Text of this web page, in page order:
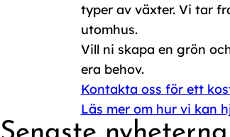
typer av växter. Vi tar
utomhus.
Vill ni skapa en grön
era behov.
Kontakta oss för ett
Läs mer om hur vi kan